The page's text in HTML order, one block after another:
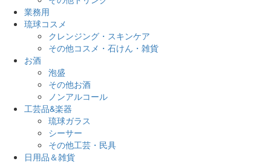
業務用
琉球コスメ
クレンジング・スキンケア
その他コスメ・石けん・雑貨
お酒
泡盛
その他お酒
ノンアルコール
工芸品&楽器
琉球ガラス
シーサー
その他工芸・民具
日用品＆雑貨